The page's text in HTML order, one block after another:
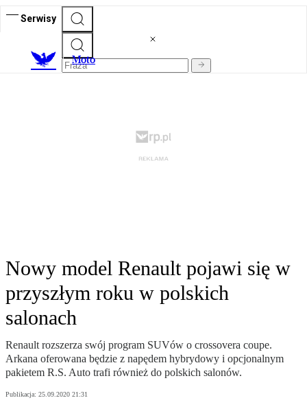
Serwisy
Moto
Nowy model Renault pojawi się w
przyszłym roku w polskich
salonach
Renault rozszerza swój program SUVów o crossovera coupe.
Arkana oferowana będzie z napędem hybrydowy i opcjonalnym
pakietem R.S. Auto trafi również do polskich salonów.
Publikacja: 25.09.2020 21:31